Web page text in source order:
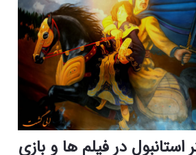
در فیلم ها و بازی